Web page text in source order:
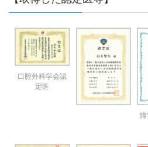
口腔外科学会認
定医